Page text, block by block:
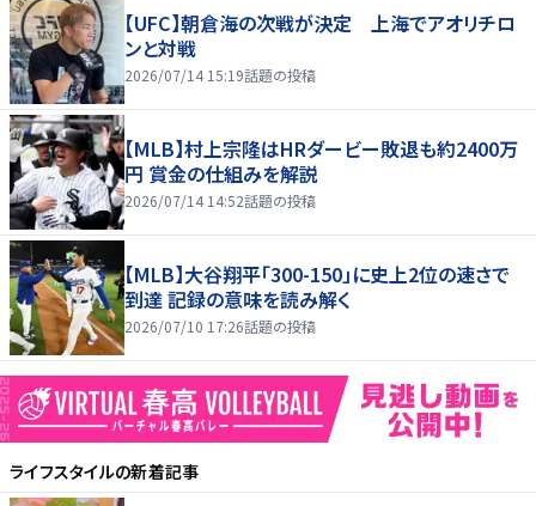
【UFC】朝倉海の次戦が決定 上海でアオリチロ
ンと対戦
2026/07/14 15:19話題の投稿
【MLB】村上宗隆はHRダービー敗退も約2400万
円 賞金の仕組みを解説
2026/07/14 14:52話題の投稿
【MLB】大谷翔平「300-150」に史上2位の速さで
到達 記録の意味を読み解く
2026/07/10 17:26話題の投稿
ライフスタイルの新着記事